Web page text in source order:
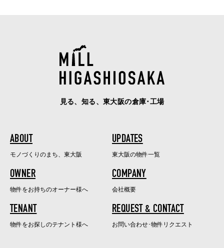
見る、知る、東大阪の倉庫･工場
ABOUT
モノづくりのまち、東大阪
UPDATES
東大阪の物件一覧
OWNER
物件をお持ちのオーナー様へ
COMPANY
会社概要
TENANT
物件をお探しのテナント様へ
REQUEST & CONTACT
お問い合わせ･物件リクエスト